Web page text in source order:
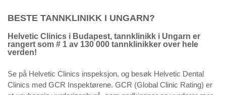
BESTE TANNKLINIKK I UNGARN?
Helvetic Clinics i Budapest, tannklinikk i Ungarn er
rangert som # 1 av 130 000 tannklinikker over hele
verden!
Se på Helvetic Clinics inspeksjon, og besøk Helvetic Dental
Clinics med GCR Inspektørene. GCR (Global Clinic Rating) er